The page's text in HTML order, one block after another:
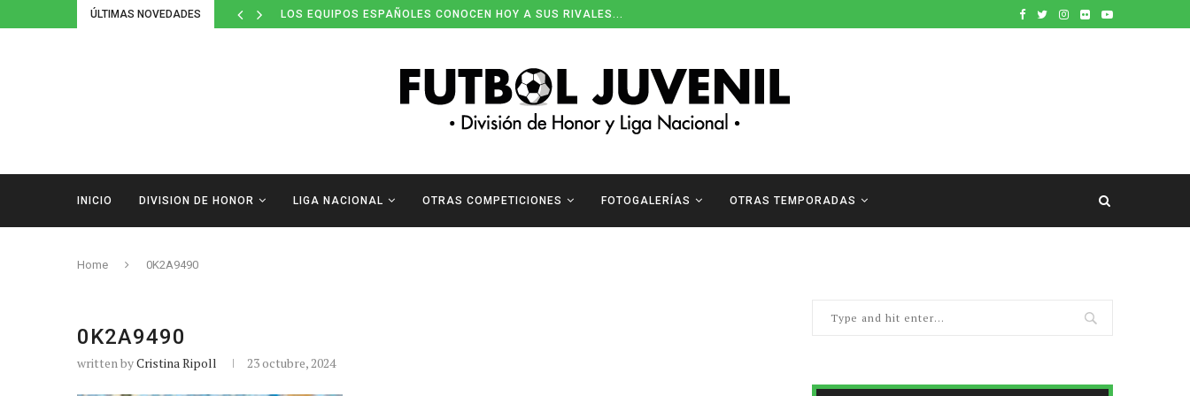
ÚLTIMAS NOVEDADES LOS EQUIPOS ESPAÑOLES CONOCEN HOY A SUS RIVALES...
INICIO DIVISION DE HONOR LIGA NACIONAL OTRAS COMPETICIONES FOTOGALERÍAS OTRAS TEMPORADAS
Home 0K2A9490
0K2A9490
written byCristina Ripoll 23 octubre, 2024